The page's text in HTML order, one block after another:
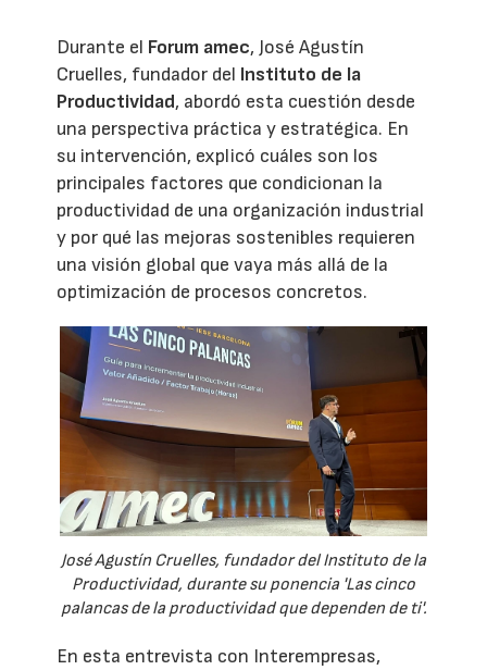
Durante el Forum amec, José Agustín
Cruelles, fundador del Instituto de la
Productividad, abordó esta cuestión desde
una perspectiva práctica y estratégica. En
su intervención, explicó cuáles son los
principales factores que condicionan la
productividad de una organización industrial
y por qué las mejoras sostenibles requieren
una visión global que vaya más allá de la
optimización de procesos concretos.
José Agustín Cruelles, fundador del Instituto de la
Productividad, durante su ponencia 'Las cinco
palancas de la productividad que dependen de ti'.
En esta entrevista con Interempresas,